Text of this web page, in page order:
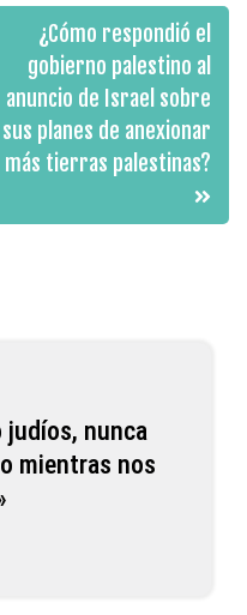
¿Cómo respondió el
gobierno palestino al
anuncio de Israel sobre
sus planes de anexionar
más tierras palestinas?
judíos, nunca
mientras nos